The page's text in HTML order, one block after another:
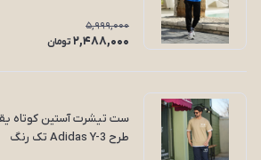
5,999,000
2,488,000 تومان
ست تیشرت آستین کوتاه یقه
طرح Adidas Y-3 تک رنگ